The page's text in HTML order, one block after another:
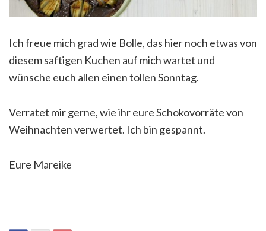
Ich freue mich grad wie Bolle, das hier noch etwas von
diesem saftigen Kuchen auf mich wartet und
wünsche euch allen einen tollen Sonntag.
Verratet mir gerne, wie ihr eure Schokovorräte von
Weihnachten verwertet. Ich bin gespannt.
Eure Mareike